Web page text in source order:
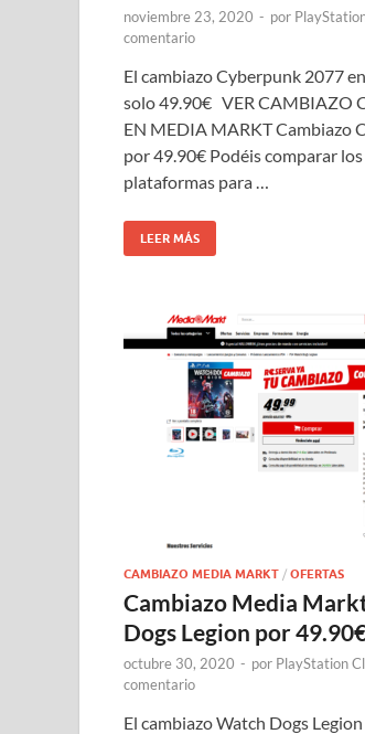
noviembre 23, 2020 - por
comentario
El cambiazo Cyberpunk 2077
solo 49.90€ VER CAMBIAZO
EN MEDIA MARKT Cambiazo
por 49.90€ Podéis comparar
plataformas para …
LEER MÁS
CAMBIAZO MEDIA MARKT / OFERTAS
Cambiazo Media
Dogs Legion por
octubre 30, 2020 - por PlayStation
comentario
El cambiazo Watch Dogs